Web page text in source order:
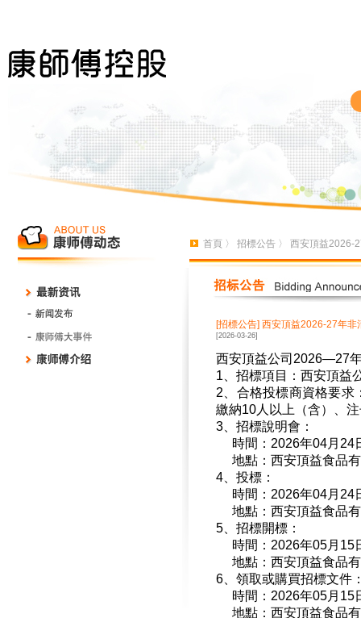
首頁 〉 招標公告 〉 西安頂益2026-
[招標公告] 西安頂益2026-27年非
[2026-03-26]
西安頂益公司 2026—27
1 、招標項目：西安頂益
2 、合格投標商資格要求
繳納10人以上（含）、
3 、招標說明會：
時間： 2026年04月 24
地點：西安頂益食品
4 、投標：
時間： 2026年04月 24
地點：西安頂益食品
5 、招標開標：
時間： 2026年05月 15
地點：西安頂益食品
6 、領取或購買招標文件
時間： 2026年05月 15
地點：西安頂益食品